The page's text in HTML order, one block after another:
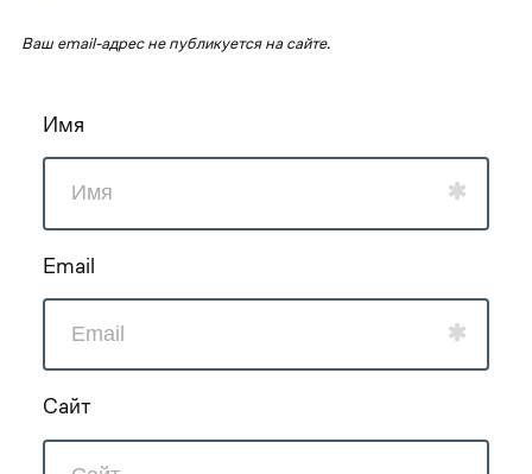
Ваш email-адрес не публикуется на сайте.
Имя
Email
Сайт